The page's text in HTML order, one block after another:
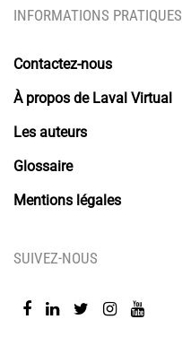
INFORMATIONS PRATIQUES
Contactez-nous
À propos de Laval Virtual
Les auteurs
Glossaire
Mentions légales
SUIVEZ-NOUS